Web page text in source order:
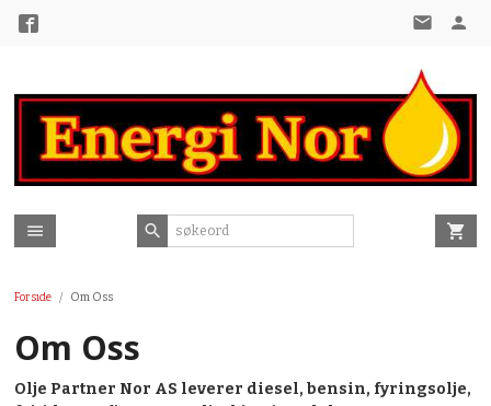
Forside Om Oss
Om Oss
Olje Partner Nor AS leverer diesel, bensin, fyringsolje,